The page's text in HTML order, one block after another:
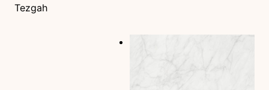
Tezgah